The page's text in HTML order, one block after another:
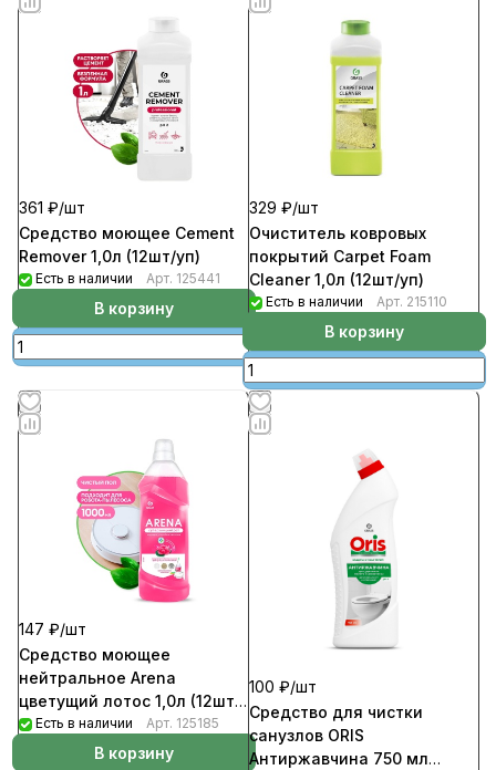
361 ₽/шт
Средство моющее Cement
Remover 1,0л (12шт/уп)
Есть в наличии Арт. 125441
В корзину
329 ₽/шт
Очиститель ковровых
покрытий Carpet Foam
Cleaner 1,0л (12шт/уп)
Есть в наличии Арт. 215110
В корзину
147 ₽/шт
Средство моющее
нейтральное Arena
цветущий лотос 1,0л (12шт/
уп)Есть в наличии Арт. 125185
В корзину
100 ₽/шт
Средство для чистки
санузлов ORIS
Антиржавчина 750 мл